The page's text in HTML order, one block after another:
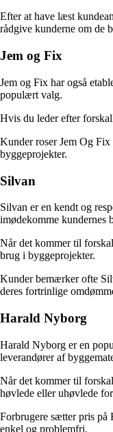
Efter at have læst
rådgive kunderne om de
Jem og Fix
Jem og Fix har også
populært valg.
Hvis du leder efter
Kunder roser Jem Og
byggeprojekter.
Silvan
Silvan er en kendt og
imødekomme kundernes
Når det kommer til
brug i byggeprojekter.
Kunder bemærker ofte
deres fortrinlige
Harald Nyborg
Harald Nyborg er en
leverandører af
Når det kommer til
høvlede eller uhøvlede
Forbrugere sætter pris på
enkel og problemfri.